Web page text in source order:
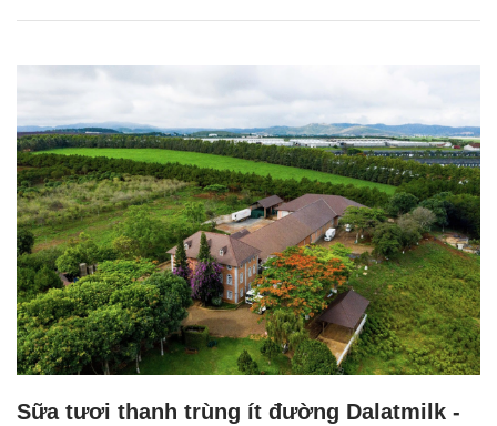
Sữa tươi thanh trùng ít đường Dalatmilk -